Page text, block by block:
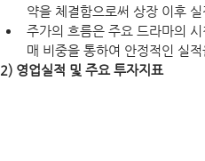
약을 체결함으로써 상장 이후
주가의 흐름은 주요 드라마의
매 비중을 통하여 안정적인 실
2) 영업실적 및 주요 투자지표